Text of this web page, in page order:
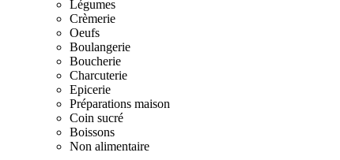
Légumes
Crèmerie
Oeufs
Boulangerie
Boucherie
Charcuterie
Epicerie
Préparations maison
Coin sucré
Boissons
Non alimentaire